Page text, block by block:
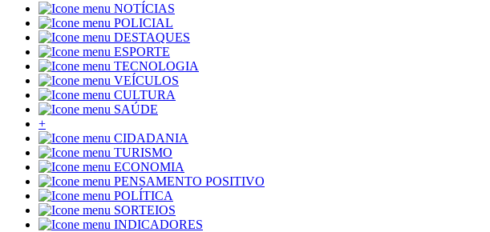
NOTÍCIAS
POLICIAL
DESTAQUES
ESPORTE
TECNOLOGIA
VEÍCULOS
CULTURA
SAÚDE
+
CIDADANIA
TURISMO
ECONOMIA
PENSAMENTO POSITIVO
POLÍTICA
SORTEIOS
INDICADORES